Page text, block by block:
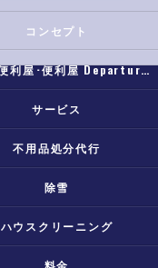
コンセプト
札幌の便利屋･便利屋 Departureの評判
サービス
不用品処分代行
除雪
ハウスクリーニング
料金